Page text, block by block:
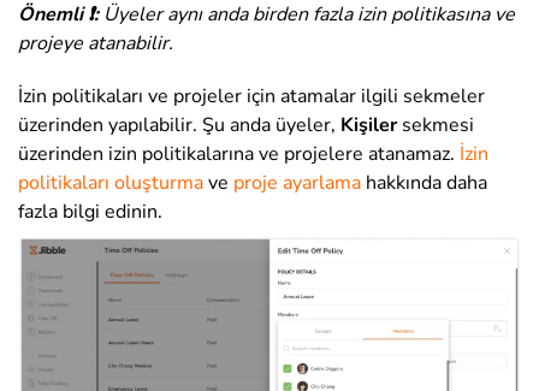
Önemli ❗: Üyeler aynı anda birden fazla izin politikasına ve
projeye atanabilir.
İzin politikaları ve projeler için atamalar ilgili sekmeler
üzerinden yapılabilir. Şu anda üyeler, Kişilersekmesi
üzerinden izin politikalarına ve projelere atanamaz. İzin
politikaları oluşturmave proje ayarlama hakkında daha
fazla bilgi edinin.